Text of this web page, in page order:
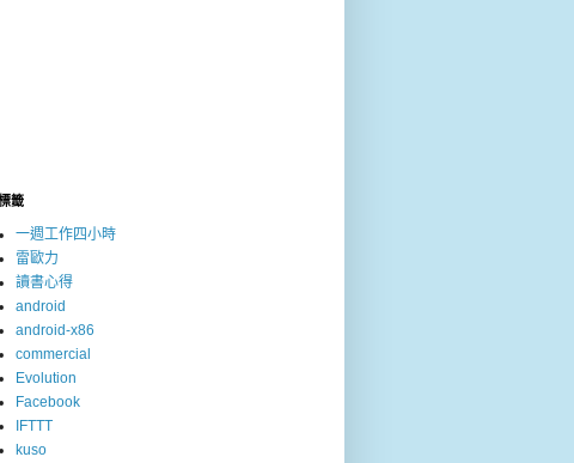
籤
一週工作四小時
雷歐力
讀書心得
android
android-x86
commercial
Evolution
Facebook
IFTTT
kuso